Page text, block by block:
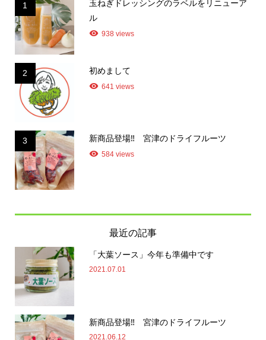
1
玉ねぎドレッシングのラベルをリニューア
ル
938 views
2 初めまして
641 views
3 新商品登場‼ 宮津のドライフルーツ
584 views
最近の記事
「大葉ソース」今年も準備中です
2021.07.01
新商品登場‼ 宮津のドライフルーツ
2021.06.12